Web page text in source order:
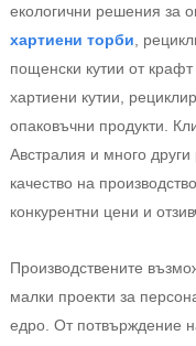
екологични решения за
хартиени торби ,
пощенски кутии от
хартиени кутии,
опаковъчни продукти.
Австралия и много
качество на
конкурентни цени и
Производствените
малки проекти за
едро. От потвърждение